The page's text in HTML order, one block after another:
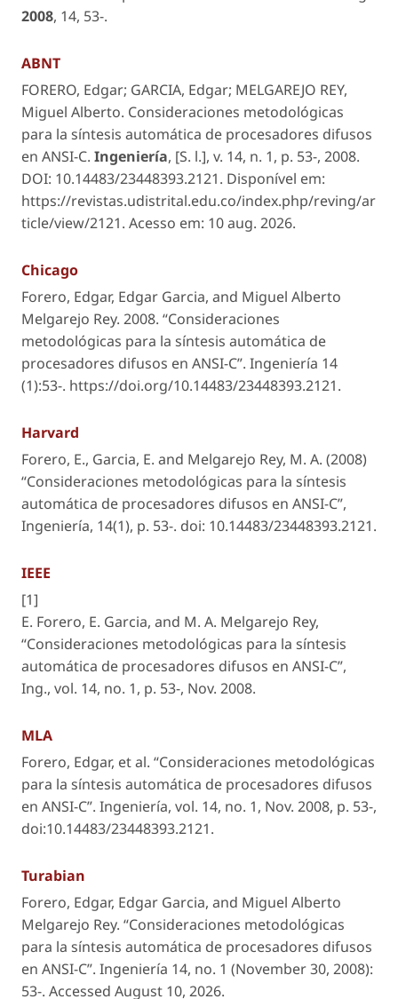
2008, 14, 53-.
ABNT
FORERO, Edgar; GARCIA, Edgar; MELGAREJO REY,
Miguel Alberto. Consideraciones metodológicas
para la síntesis automática de procesadores difusos
en ANSI-C. Ingeniería, [S. l.], v. 14, n. 1, p. 53-, 2008.
DOI: 10.14483/23448393.2121. Disponível em:
https://revistas.udistrital.edu.co/index.php/reving/ar
ticle/view/2121. Acesso em: 10 aug. 2026.
Chicago
Forero, Edgar, Edgar Garcia, and Miguel Alberto
Melgarejo Rey. 2008. “Consideraciones
metodológicas para la síntesis automática de
procesadores difusos en ANSI-C”. Ingeniería 14
(1):53-. https://doi.org/10.14483/23448393.2121.
Harvard
Forero, E., Garcia, E. and Melgarejo Rey, M. A. (2008)
“Consideraciones metodológicas para la síntesis
automática de procesadores difusos en ANSI-C”,
Ingeniería, 14(1), p. 53-. doi: 10.14483/23448393.2121.
IEEE
[1]
E. Forero, E. Garcia, and M. A. Melgarejo Rey,
“Consideraciones metodológicas para la síntesis
automática de procesadores difusos en ANSI-C”,
Ing., vol. 14, no. 1, p. 53-, Nov. 2008.
MLA
Forero, Edgar, et al. “Consideraciones metodológicas
para la síntesis automática de procesadores difusos
en ANSI-C”. Ingeniería, vol. 14, no. 1, Nov. 2008, p. 53-,
doi:10.14483/23448393.2121.
Turabian
Forero, Edgar, Edgar Garcia, and Miguel Alberto
Melgarejo Rey. “Consideraciones metodológicas
para la síntesis automática de procesadores difusos
en ANSI-C”. Ingeniería 14, no. 1 (November 30, 2008):
53-. Accessed August 10, 2026.